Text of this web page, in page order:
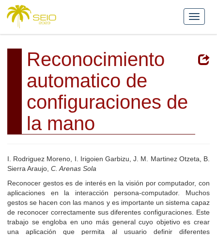
Reconocimiento
automatico de
configuraciones de
la mano
I. Rodriguez Moreno, I. Irigoien Garbizu, J. M. Martinez Otzeta, B.
Sierra Araujo, C. Arenas Sola
Reconocer gestos es de interés en la visión por computador, con
aplicaciones en la interacción persona-computador. Muchos
gestos se hacen con las manos y es importante un sistema capaz
de reconocer correctamente sus diferentes configuraciones. Este
trabajo se engloba en uno más general cuyo objetivo es crear
una aplicación que permita al usuario definir diferentes